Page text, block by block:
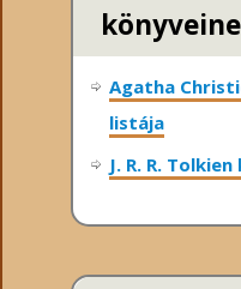
Agatha
listája
J. R. R.